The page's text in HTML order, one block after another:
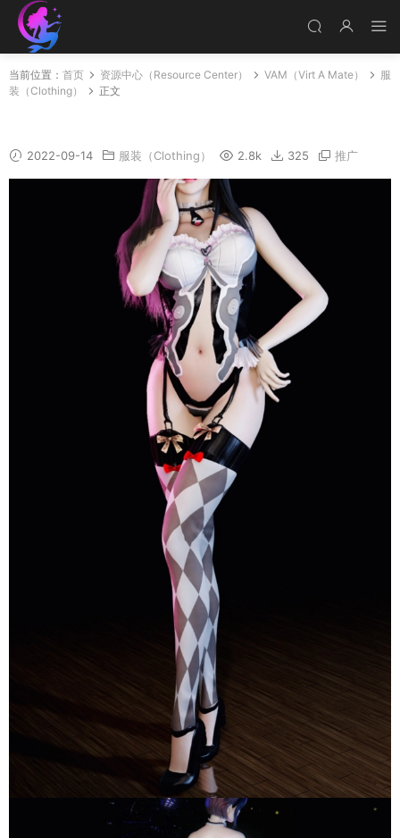
当前位置： 首页 资源中心（Resource Center） VAM（Virt A Mate）
服
装（Clothing）
正文
2022-09-14 服装（Clothing） 2.8k 325 推广